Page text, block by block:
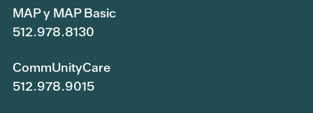
MAP y MAP Basic
512.978.8130
CommUnityCare
512.978.9015